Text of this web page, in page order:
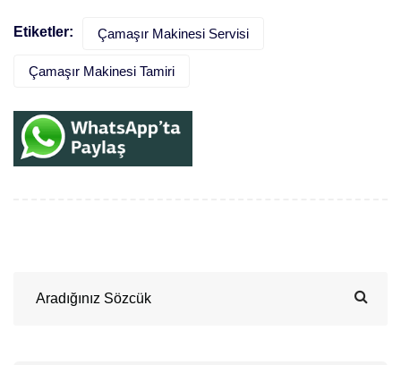
Etiketler: Çamaşır Makinesi Servisi
Çamaşır Makinesi Tamiri